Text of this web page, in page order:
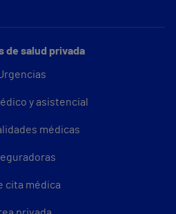
de salud privada
y asistencial
médicas
cita médica